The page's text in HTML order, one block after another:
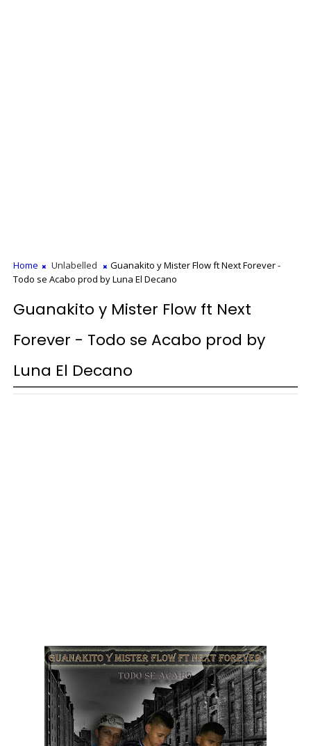
Home Unlabelled
Guanakito y Mister Flow ft Next Forever -
Todo se Acabo prod by Luna El Decano
Guanakito y Mister Flow ft Next
Forever - Todo se Acabo prod by
Luna El Decano